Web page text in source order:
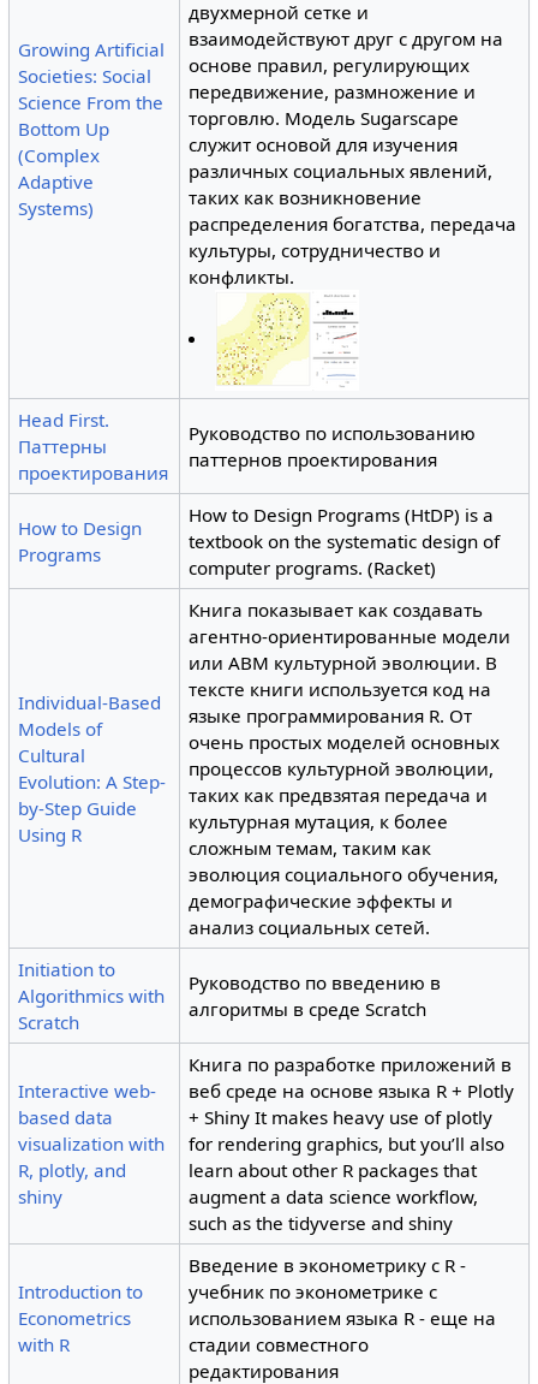
Growing Artificial
Societies: Social
Science From the
Bottom Up
(Complex
Adaptive
Systems)
двухмерной сетке и
взаимодействуют друг с другом на
основе правил, регулирующих
передвижение, размножение и
торговлю. Модель Sugarscape
служит основой для изучения
различных социальных явлений,
таких как возникновение
распределения богатства, передача
культуры, сотрудничество и
конфликты.
Head First.
Паттерны
проектирования
Руководство по использованию
паттернов проектирования
How to Design
Programs
How to Design Programs (HtDP) is a
textbook on the systematic design of
computer programs. (Racket)
Individual-Based
Models of
Cultural
Evolution: A Step-
by-Step Guide
Using R
Книга показывает как создавать
агентно-ориентированные модели
или ABM культурной эволюции. В
тексте книги используется код на
языке программирования R. От
очень простых моделей основных
процессов культурной эволюции,
таких как предвзятая передача и
культурная мутация, к более
сложным темам, таким как
эволюция социального обучения,
демографические эффекты и
анализ социальных сетей.
Initiation to
Algorithmics with
Scratch
Руководство по введению в
алгоритмы в среде Scratch
Interactive web-
based data
visualization with
R, plotly, and
shiny
Книга по разработке приложений в
веб среде на основе языка R + Plotly
+ Shiny It makes heavy use of plotly
for rendering graphics, but you’ll also
learn about other R packages that
augment a data science workflow,
such as the tidyverse and shiny
Introduction to
Econometrics
with R
Введение в эконометрику с R -
учебник по эконометрике с
использованием языка R - еще на
стадии совместного
редактирования